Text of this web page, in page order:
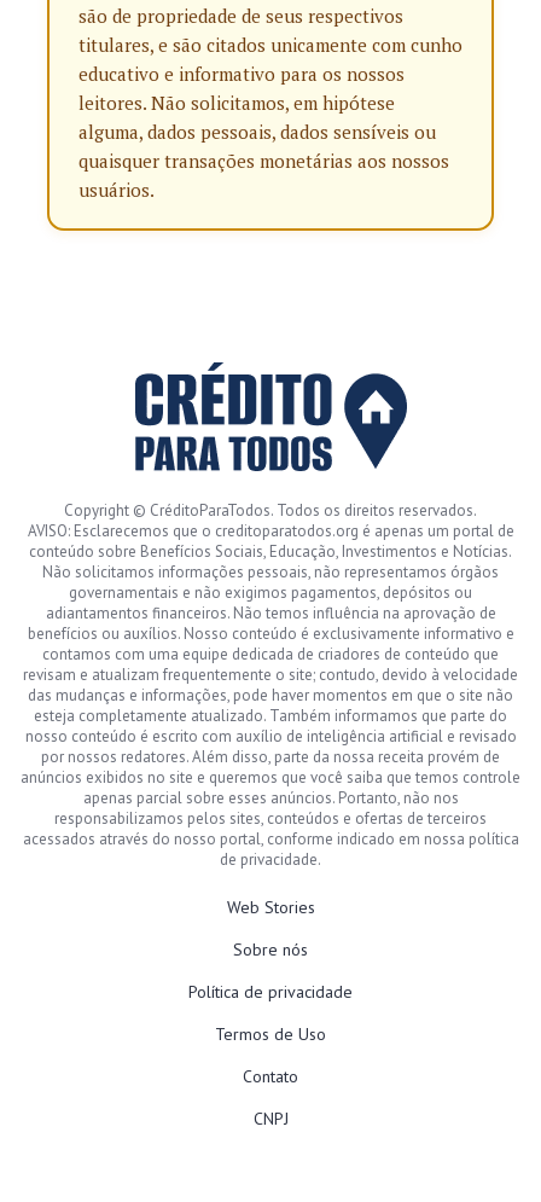
são de propriedade de seus respectivos
titulares, e são citados unicamente com cunho
educativo e informativo para os nossos
leitores. Não solicitamos, em hipótese
alguma, dados pessoais, dados sensíveis ou
quaisquer transações monetárias aos nossos
usuários.
Copyright © CréditoParaTodos. Todos os direitos reservados.
AVISO: Esclarecemos que o creditoparatodos.org é apenas um portal de
conteúdo sobre Benefícios Sociais, Educação, Investimentos e Notícias.
Não solicitamos informações pessoais, não representamos órgãos
governamentais e não exigimos pagamentos, depósitos ou
adiantamentos financeiros. Não temos influência na aprovação de
benefícios ou auxílios. Nosso conteúdo é exclusivamente informativo e
contamos com uma equipe dedicada de criadores de conteúdo que
revisam e atualizam frequentemente o site; contudo, devido à velocidade
das mudanças e informações, pode haver momentos em que o site não
esteja completamente atualizado. Também informamos que parte do
nosso conteúdo é escrito com auxílio de inteligência artificial e revisado
por nossos redatores. Além disso, parte da nossa receita provém de
anúncios exibidos no site e queremos que você saiba que temos controle
apenas parcial sobre esses anúncios. Portanto, não nos
responsabilizamos pelos sites, conteúdos e ofertas de terceiros
acessados através do nosso portal, conforme indicado em nossa política
de privacidade.
Web Stories
Sobre nós
Política de privacidade
Termos de Uso
Contato
CNPJ